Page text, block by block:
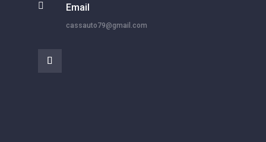
 Email
cassauto79@gmail.com